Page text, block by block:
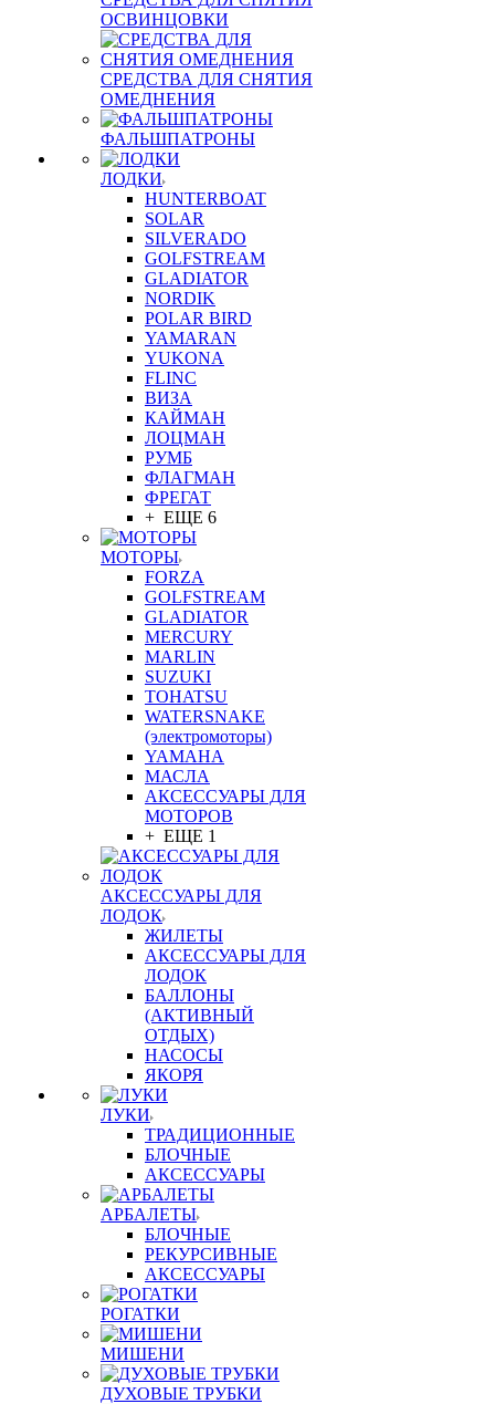
ОСВИНЦОВКИ
СРЕДСТВА ДЛЯ СНЯТИЯ
ОМЕДНЕНИЯ
ФАЛЬШПАТРОНЫ
ЛОДКИ
HUNTERBOAT
SOLAR
SILVERADO
GOLFSTREAM
GLADIATOR
NORDIK
POLAR BIRD
YAMARAN
YUKONA
FLINC
ВИЗА
КАЙМАН
ЛОЦМАН
РУМБ
ФЛАГМАН
ФРЕГАТ
+ ЕЩЕ 6
МОТОРЫ
FORZA
GOLFSTREAM
GLADIATOR
MERCURY
MARLIN
SUZUKI
TOHATSU
WATERSNAKE
(электромоторы)
YAMAHA
МАСЛА
АКСЕССУАРЫ ДЛЯ
МОТОРОВ
+ ЕЩЕ 1
АКСЕССУАРЫ ДЛЯ
ЛОДОК
ЖИЛЕТЫ
АКСЕССУАРЫ ДЛЯ
ЛОДОК
БАЛЛОНЫ
(АКТИВНЫЙ
ОТДЫХ)
НАСОСЫ
ЯКОРЯ
ЛУКИ
ТРАДИЦИОННЫЕ
БЛОЧНЫЕ
АКСЕССУАРЫ
АРБАЛЕТЫ
БЛОЧНЫЕ
РЕКУРСИВНЫЕ
АКСЕССУАРЫ
РОГАТКИ
МИШЕНИ
ДУХОВЫЕ ТРУБКИ